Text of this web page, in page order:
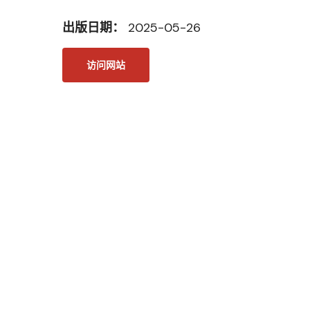
出版日期： 2025-05-26
访问网站